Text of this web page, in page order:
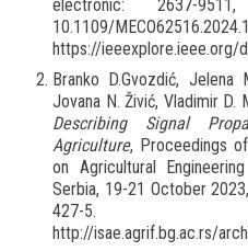
electronic: 2637-
10.1109/
https://ieeexplore.ieee.org/
Branko D.Gvozdić, Jelena
Jovana N. Živić, Vladimir D.
Describing Signal
Agriculture, Proceedings
on Agricultural
Serbia, 19-21 October
427-5.
http://isae.agrif.bg.ac.rs/